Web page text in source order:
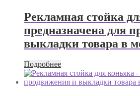
Рекламная стойка
предназначена для
выкладки товара в
Подробнее